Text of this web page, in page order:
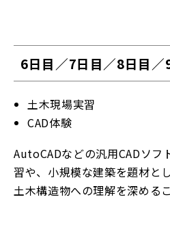
6日目／7日目／8日目／
土木現場実習
CAD体験
AutoCADなどの汎用CADソフ
習や、小規模な建築を題材と
土木構造物への理解を深める